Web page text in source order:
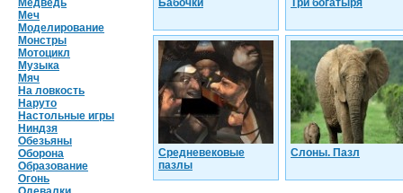
Медведь
Меч
Моделирование
Монстры
Мотоцикл
Музыка
Мяч
На ловкость
Наруто
Настольные игры
Ниндзя
Обезьяны
Оборона
Образование
Огонь
Бабочки Три богатыря
Средневековые
пазлы
Слоны. Пазл